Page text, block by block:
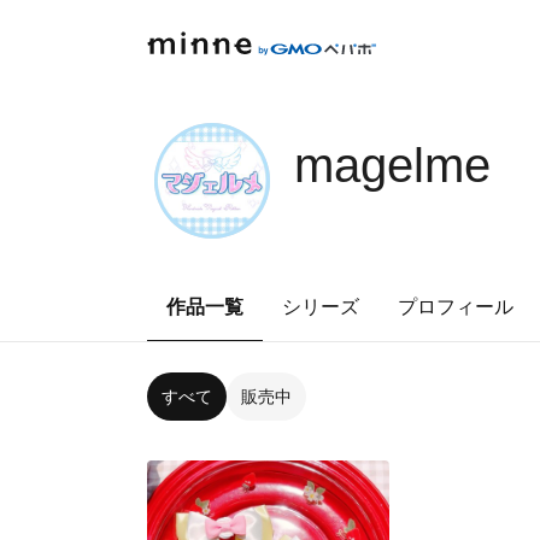
magelme
作品一覧 シリーズ プロフィール
すべて 販売中